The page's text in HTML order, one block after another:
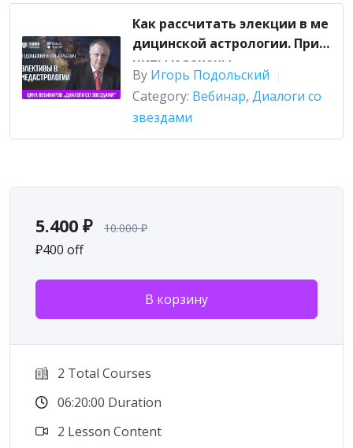
Как рассчитать элекции в ме
дицинской астрологии. Прин
ципы и законы
By Игорь Подольский
Category: Вебинар, Диалоги со
звездами
5.400 ₽ 10.000₽
₽400 off
В корзину
2 Total Courses
06:20:00 Duration
2 Lesson Content